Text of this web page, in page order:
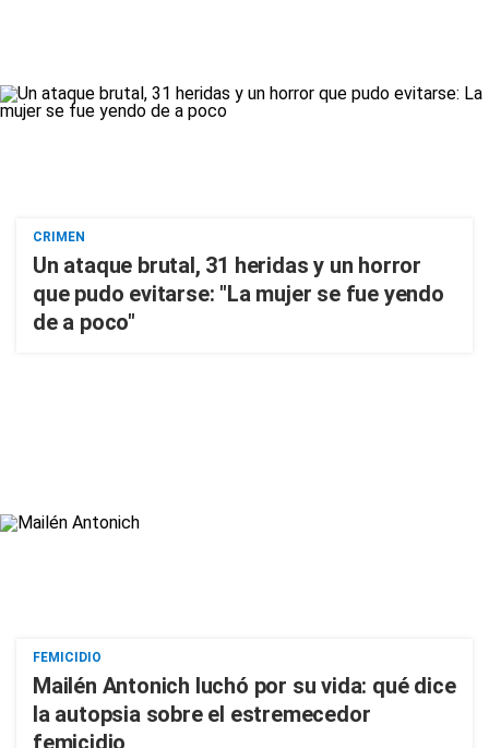
CRIMEN
Un ataque brutal, 31 heridas y un horror
que pudo evitarse: "La mujer se fue yendo
de a poco"
FEMICIDIO
Mailén Antonich luchó por su vida: qué dice
la autopsia sobre el estremecedor
femicidio